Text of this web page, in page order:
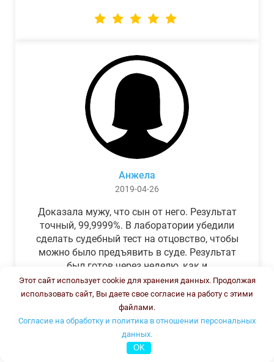
Анжела
2019-04-26
Доказала мужу, что сын от него. Результат
точный, 99,9999%. В лаборатории убедили
сделать судебный тест на отцовство, чтобы
можно было предъявить в суде. Результат
был готов через неделю, как и
обещали.Теперь муж бегает и извиняется.
Этот сайт использует cookie для хранения данных. Продолжая
использовать сайт, Вы даете свое согласие на работу с этими
файлами.
Согласие на обработку и политика в отношении персональных
данных.
OK